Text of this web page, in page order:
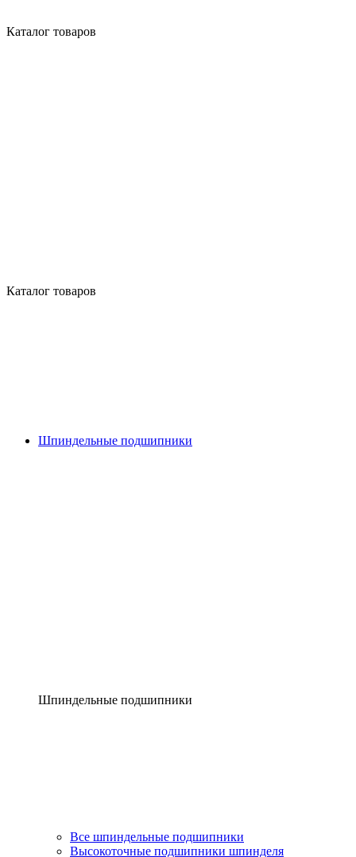
Каталог товаров
Каталог товаров
Шпиндельные подшипники
Шпиндельные подшипники
Все шпиндельные подшипники
Высокоточные подшипники шпинделя